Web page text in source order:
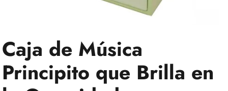
Caja de Música
Principito que Brilla en